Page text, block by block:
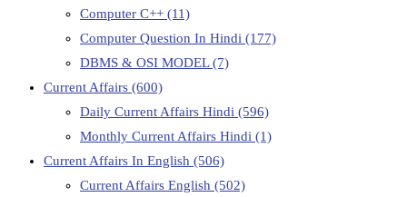
Computer C++ (11)
Computer Question In Hindi (177)
DBMS & OSI MODEL(7)
Current Affairs (600)
Daily Current Affairs Hindi (596)
Monthly Current Affairs Hindi (1)
Current Affairs In English (506)
Current Affairs English (502)